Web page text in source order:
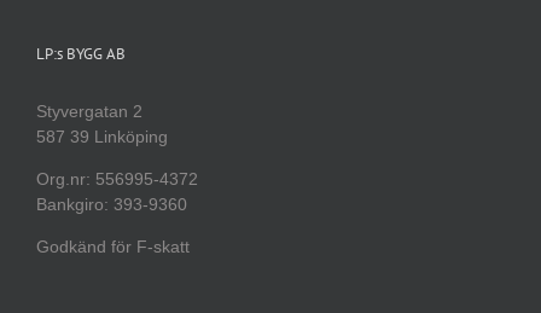
LP:s BYGG AB
Styvergatan 2
587 39 Linköping
Org.nr: 556995-4372
Bankgiro: 393-9360
Godkänd för F-skatt